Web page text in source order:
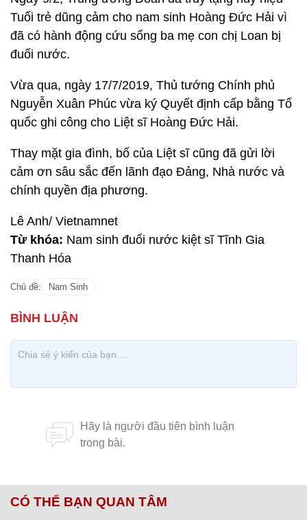
Tuổi trẻ dũng cảm cho nam sinh Hoàng Đức Hải vì
đã có hành động cứu sống ba mẹ con chị Loan bị
đuối nước.
Vừa qua, ngày 17/7/2019, Thủ tướng Chính phủ
Nguyễn Xuân Phúc vừa ký Quyết định cấp bằng Tổ
quốc ghi công cho Liệt sĩ Hoàng Đức Hải.
Thay mặt gia đình, bố của Liệt sĩ cũng đã gửi lời
cảm ơn sâu sắc đến lãnh đạo Đảng, Nhà nước và
chính quyền địa phương.
Lê Anh/ Vietnamnet
Từ khóa: Nam sinh đuối nước kiệt sĩ Tĩnh Gia
Thanh Hóa
Chủ đề: Nam Sinh
CÓ THỂ BẠN QUAN TÂM